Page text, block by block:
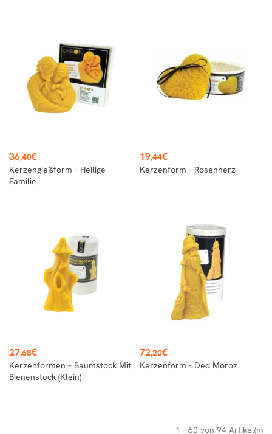
Preis
36,40€
Kerzengießform - Heilige
Familie
Preis
19,44€
Kerzenform - Rosenherz
Preis
27,68€
Kerzenformen – Baumstock Mit
Bienenstock (klein)
Preis
72,20€
Kerzenform - Ded Moroz
1 - 60 von 94 Artikel(n)